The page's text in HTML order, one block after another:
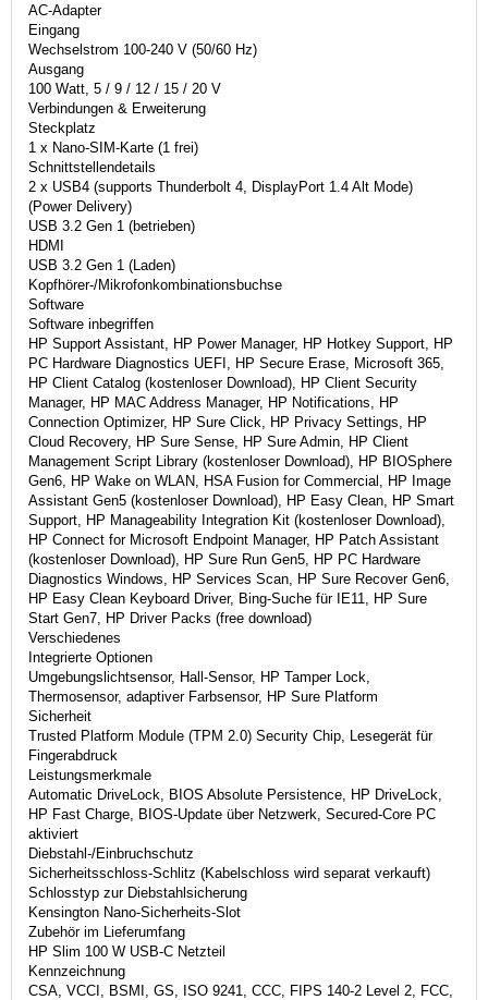
AC-Adapter
Eingang
Wechselstrom 100-240 V (50/60 Hz)
Ausgang
100 Watt, 5 / 9 / 12 / 15 / 20 V
Verbindungen & Erweiterung
Steckplatz
1 x Nano-SIM-Karte (1 frei)
Schnittstellendetails
2 x USB4 (supports Thunderbolt 4, DisplayPort 1.4 Alt Mode)
(Power Delivery)
USB 3.2 Gen 1 (betrieben)
HDMI
USB 3.2 Gen 1 (Laden)
Kopfhörer-/Mikrofonkombinationsbuchse
Software
Software inbegriffen
HP Support Assistant, HP Power Manager, HP Hotkey Support, HP
PC Hardware Diagnostics UEFI, HP Secure Erase, Microsoft 365,
HP Client Catalog (kostenloser Download), HP Client Security
Manager, HP MAC Address Manager, HP Notifications, HP
Connection Optimizer, HP Sure Click, HP Privacy Settings, HP
Cloud Recovery, HP Sure Sense, HP Sure Admin, HP Client
Management Script Library (kostenloser Download), HP BIOSphere
Gen6, HP Wake on WLAN, HSA Fusion for Commercial, HP Image
Assistant Gen5 (kostenloser Download), HP Easy Clean, HP Smart
Support, HP Manageability Integration Kit (kostenloser Download),
HP Connect for Microsoft Endpoint Manager, HP Patch Assistant
(kostenloser Download), HP Sure Run Gen5, HP PC Hardware
Diagnostics Windows, HP Services Scan, HP Sure Recover Gen6,
HP Easy Clean Keyboard Driver, Bing-Suche für IE11, HP Sure
Start Gen7, HP Driver Packs (free download)
Verschiedenes
Integrierte Optionen
Umgebungslichtsensor, Hall-Sensor, HP Tamper Lock,
Thermosensor, adaptiver Farbsensor, HP Sure Platform
Sicherheit
Trusted Platform Module (TPM 2.0) Security Chip, Lesegerät für
Fingerabdruck
Leistungsmerkmale
Automatic DriveLock, BIOS Absolute Persistence, HP DriveLock,
HP Fast Charge, BIOS-Update über Netzwerk, Secured-Core PC
aktiviert
Diebstahl-/Einbruchschutz
Sicherheitsschloss-Schlitz (Kabelschloss wird separat verkauft)
Schlosstyp zur Diebstahlsicherung
Kensington Nano-Sicherheits-Slot
Zubehör im Lieferumfang
HP Slim 100 W USB-C Netzteil
Kennzeichnung
CSA, VCCI, BSMI, GS, ISO 9241, CCC, FIPS 140-2 Level 2, FCC,